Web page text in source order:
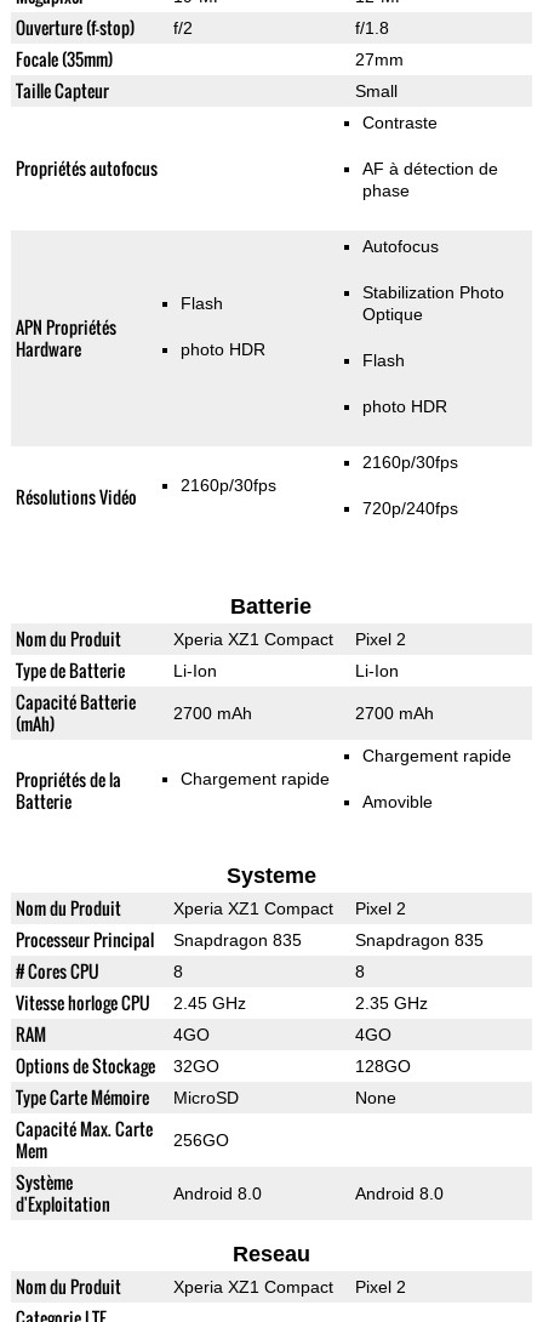
Ouverture (f-stop) f/2 f/1.8
Focale (35mm) 27mm
Taille Capteur Small
Propriétés autofocus
Contraste
AF à détection de
phase
APN Propriétés
Hardware
Flash
photo HDR
Autofocus
Stabilization Photo
Optique
Flash
photo HDR
Résolutions Vidéo 2160p/30fps
2160p/30fps
720p/240fps
Batterie
Nom du Produit Xperia XZ1 Compact Pixel 2
Type de Batterie Li-Ion Li-Ion
Capacité Batterie
(mAh)
2700 mAh 2700 mAh
Propriétés de la
Batterie
Chargement rapide
Chargement rapide
Amovible
Systeme
Nom du Produit Xperia XZ1 Compact Pixel 2
Processeur Principal Snapdragon 835 Snapdragon 835
# Cores CPU 8 8
Vitesse horloge CPU 2.45 GHz 2.35 GHz
RAM 4GO 4GO
Options de Stockage 32GO 128GO
Type Carte Mémoire MicroSD None
Capacité Max. Carte
Mem
256GO
Système
d'Exploitation
Android 8.0 Android 8.0
Reseau
Nom du Produit Xperia XZ1 Compact Pixel 2